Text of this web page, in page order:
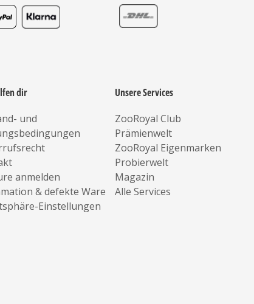
dir
und
anmelden
& defekte Ware
Einstellungen
Unsere Services
ZooRoyal Club
Prämienwelt
ZooRoyal Eigenmarken
Probierwelt
Magazin
Alle Services